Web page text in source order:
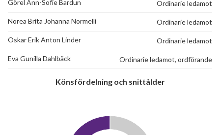
12
lägenheter
Görel Ann-Sofie Bardun Ordinarie ledamot
Norea Brita Johanna Normelli Ordinarie ledamot
Oskar Erik Anton Linder Ordinarie ledamot
Eva Gunilla Dahlbäck Ordinarie ledamot, ordförande
Könsfördelning och snittålder